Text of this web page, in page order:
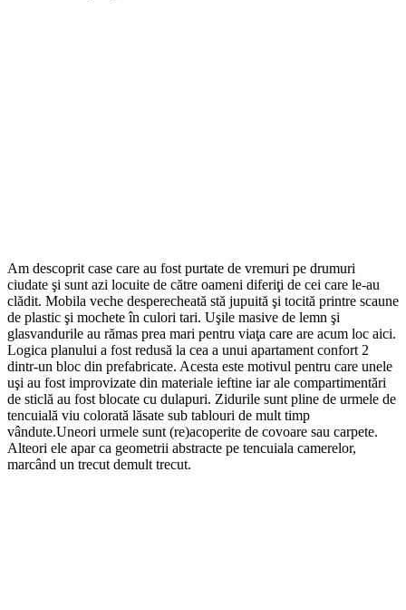
Am descoprit case care au fost purtate de vremuri pe drumuri
ciudate şi sunt azi locuite de către oameni diferiţi de cei care le-au
clădit. Mobila veche desperecheată stă jupuită şi tocită printre scaune
de plastic şi mochete în culori tari. Uşile masive de lemn şi
glasvandurile au rămas prea mari pentru viaţa care are acum loc aici.
Logica planului a fost redusă la cea a unui apartament confort 2
dintr-un bloc din prefabricate. Acesta este motivul pentru care unele
uşi au fost improvizate din materiale ieftine iar ale compartimentări
de sticlă au fost blocate cu dulapuri. Zidurile sunt pline de urmele de
tencuială viu colorată lăsate sub tablouri de mult timp
vândute.Uneori urmele sunt (re)acoperite de covoare sau carpete.
Alteori ele apar ca geometrii abstracte pe tencuiala camerelor,
marcând un trecut demult trecut.